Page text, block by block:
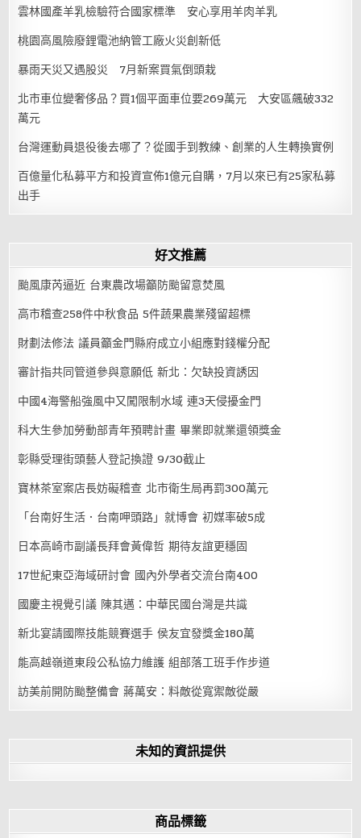
雲林國產羊乳檢驗符合國家標準 安心享用羊肉羊乳
桃園高風險廢鋰電池納管工廠火災創新低
暴雨天災又遇股災 7月新案買氣倒頭栽
北市車位變奢侈品？買1個平面車位要269萬元 大安區飆破332
萬元
台灣運動員退役後去哪了？從國手到教練、創業的人生轉換實例
百億量化私募平方和投資宣佈1億元自購，7月以來已有25家私募
出手
好文推薦
颱風康芮逼近 台東農改場籲防颱留意焚風
高市稽查258件中秋食品 5件蔬果農業殘留超標
財劃法修法 議員籲金門縣府成立小組應對錢權分配
審計指共同管道參與意願低 新北：欠缺投資誘因
中國4海警船強風中又闖限制水域 連3天侵擾金門
科大生參加勞動部青年預聘計畫 畢業即就業還領獎金
彰縣受理街頭藝人登記換證 9/30截止
寶林茶室案店長妨礙稽查 北市衛生局再罰300萬元
「台南好生活．台南呷頭路」就博會 初媒率破5成
日本高崎市副議長拜會黃偉哲 期待友誼更穩固
17世紀東亞海域研討會 國內外學者交流台南400
國慶主視覺引議 陳其邁：中華民國台灣是共識
新北宴請國際技能競賽選手 侯友宜發獎金180萬
能高越嶺道東段公私協力維護 組部落工班手作步道
訪美前開防颱整備會 蔣萬安：料敵從寬禦敵從嚴
未知的資訊提供
商品標籤